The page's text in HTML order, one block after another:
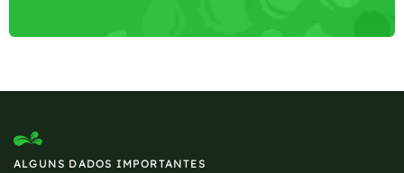
ALGUNS DADOS IMPORTANTES